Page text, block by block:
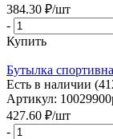
384.30 ₽/шт
-
Купить
Бутылка
Есть в наличии
Артикул:
427.60 ₽/шт
-